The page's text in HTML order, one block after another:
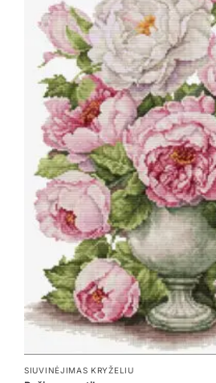
SIUVINĖJIMAS KRYŽELIU